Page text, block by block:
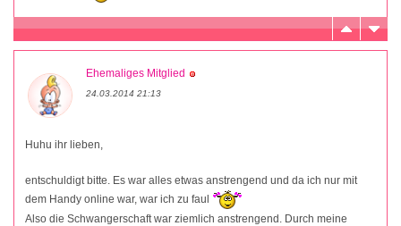
Ehemaliges Mitglied
24.03.2014 21:13
Huhu ihr lieben,
entschuldigt bitte. Es war alles etwas anstrengend und da ich nur mit
dem Handy online war, war ich zu faul
Also die Schwangerschaft war ziemlich anstrengend. Durch meine